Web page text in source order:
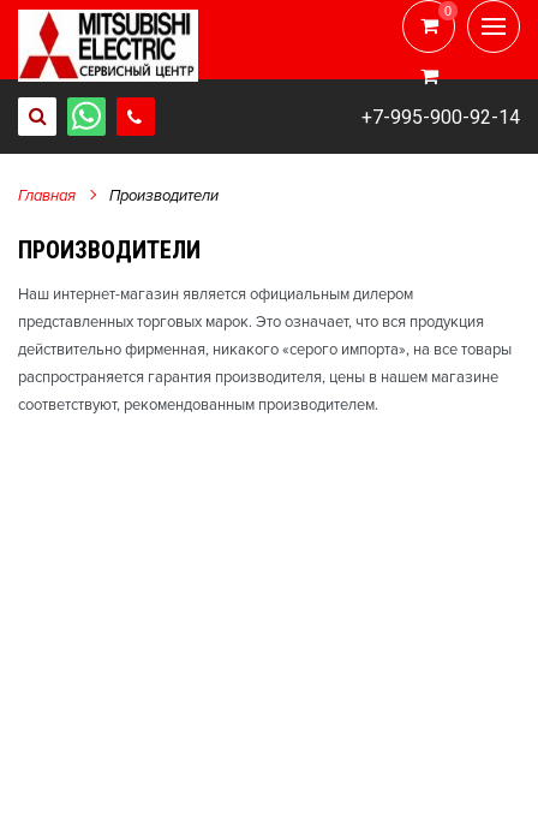
+7-995-900-92-14
0
0
Главная Производители
ПРОИЗВОДИТЕЛИ
Наш интернет-магазин является официальным дилером
представленных торговых марок. Это означает, что вся продукция
действительно фирменная, никакого «серого импорта», на все товары
распространяется гарантия производителя, цены в нашем магазине
соответствуют, рекомендованным производителем.